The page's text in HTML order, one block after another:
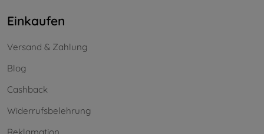
Einkaufen
Versand & Zahlung
Blog
Cashback
Widerrufsbelehrung